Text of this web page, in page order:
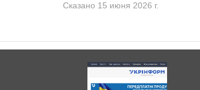
Сказано 15 июня 2026 г.